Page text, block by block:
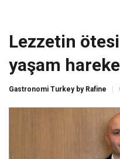
Lezzetin
yaşam
Gastronomi Turkey by Rafine